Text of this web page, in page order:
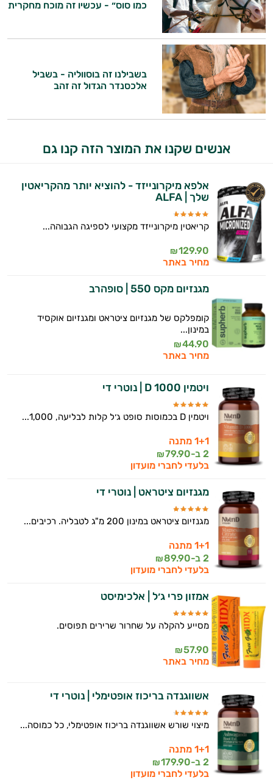
כמו סוס״ - עכשיו זה מוכח מחקרית
בשבילנו זה בוסווליה - בשביל
אלכסנדר הגדול זה זהב
אנשים שקנו את המוצר הזה קנו גם
אלפא מיקרונייזד - להוציא יותר מהקריאטין
שלך | ALFA
קריאטין מיקרונייזד מקצועי לספיגה הגבוהה...
129.90
₪
מחיר באתר
מגנזיום מקס 550 | סופהרב
קומפלקס של מגנזיום ציטראט ומגנזיום אוקסיד
במינון...
44.90
₪
מחיר באתר
ויטמין D 1000 | נוטרי די
ויטמין D בכמוסות סופט ג׳ל קלות לבליעה, 1,000...
1+1 מתנה
2 ב-
79.90
₪
בלעדי לחברי מועדון
מגנזיום ציטראט | נוטרי די
מגנזיום ציטראט במינון 200 מ"ג לטבליה. רכיבים...
1+1 מתנה
2 ב-
89.90
₪
בלעדי לחברי מועדון
אמזון פרי ג׳ל | אלכימיסט
מסייע להקלה על שחרור שרירים תפוסים.
57.90
₪
מחיר באתר
אשווגנדה בריכוז אופטימלי | נוטרי די
מיצוי שורש אשווגנדה בריכוז אופטימלי, כל כמוסה...
1+1 מתנה
2 ב-
179.90
₪
בלעדי לחברי מועדון
וספרות מקצועית בתחומי הרפואה הטבעית
ותזונת הספורט.
אני כאן כדי לעזור לך להתאים את תוספי
התזונה ומוצרי הבריאות המדויקים למטרות
ולמצב הגופני שלך, ולהסביר לך אילו רכיבים
עובדים יחד כדי למקסם תוצאות גם בחיי היום
המטרה שלי היא להתאים עבורך המלצות
אישיות מבוססות מדעית.
זה הזמן להתחיל. איך אוכל לעזור?